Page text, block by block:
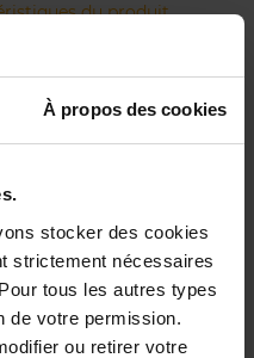
À propos des cookies
stocker des cookies
strictement nécessaires
tous les autres types
de votre permission.
ou retirer votre
du produit.